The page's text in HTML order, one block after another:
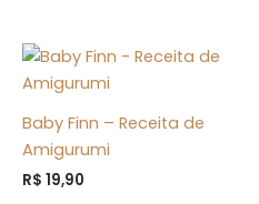
Baby Finn – Receita de
Amigurumi
R$ 19,90